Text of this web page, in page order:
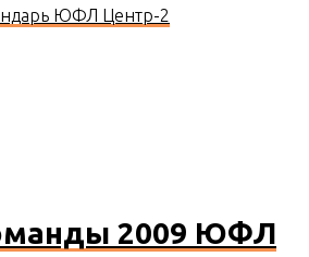
ЮФЛ Центр-2
2009 ЮФЛ